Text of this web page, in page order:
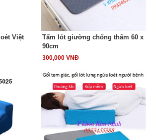
Việt
Tấm lót giường chống thấm 60 x
90cm
300,000 VNĐ